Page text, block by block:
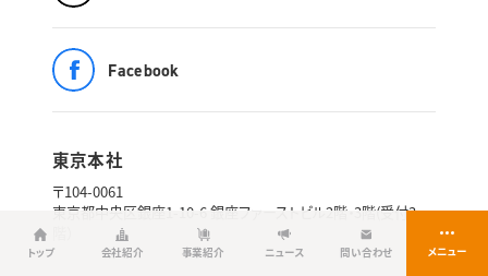
トップ 会社紹介 事業紹介 ニュース 問い合わせ
Facebook
東京本社
〒104-0061
東京都中央区銀座1-10-6 銀座ファーストビル2階・3階(受付3